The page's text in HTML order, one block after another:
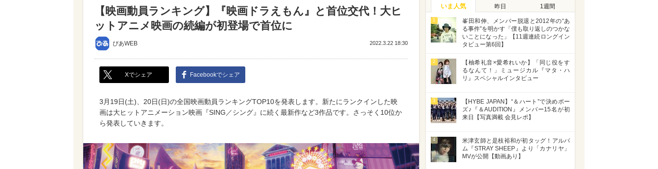
【映画動員ランキング】『映画ドラえもん』と首位交代！大ヒ
ットアニメ映画の続編が初登場で首位に
ぴあWEB 2022.3.22 18:30
Xでシェア Facebookでシェア
3月19日(土)、20日(日)の全国映画動員ランキングTOP10を発表します。新たにランクインした映
画は大ヒットアニメーション映画『SING／シング』に続く最新作など3作品です。さっそく10位か
ら発表していきます。
いま人気 昨日 1週間
1
峯田和伸、メンバー脱退と2012年の“あ
る事件”を明かす「僕も取り返しのつかな
いことになった」【11週連続ロングイン
タビュー第6回】
2
【柚希礼音×愛希れいか】「同じ役をす
るなんて！」ミュージカル『マタ・ハ
リ』スペシャルインタビュー
3
【HYBE JAPAN】“＆ハート”で決めポー
ズ♪『＆AUDITION』メンバー15名が初
来日【写真満載 会見レポ】
4
米津玄師と是枝裕和が初タッグ！アルバ
ム『STRAY SHEEP』より「カナリヤ」
MVが公開【動画あり】